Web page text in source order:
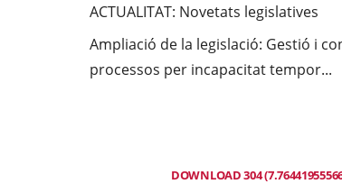
ACTUALITAT: Novetats legislatives
Ampliació de la legislació: Gestió i
processos per incapacitat tempor...
DOWNLOAD 304